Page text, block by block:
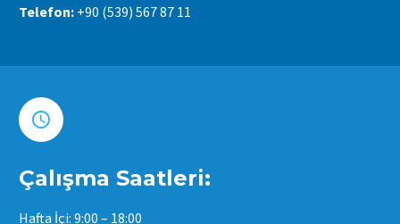
Telefon: +90 (539) 567 87 11


Çalışma Saatleri:
Hafta İçi: 9:00 – 18:00